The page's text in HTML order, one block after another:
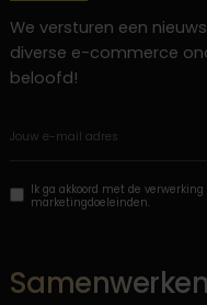
We versturen een
diverse e-commerce
beloofd!
Ik ga akkoord met de
marketingdoeleinden.